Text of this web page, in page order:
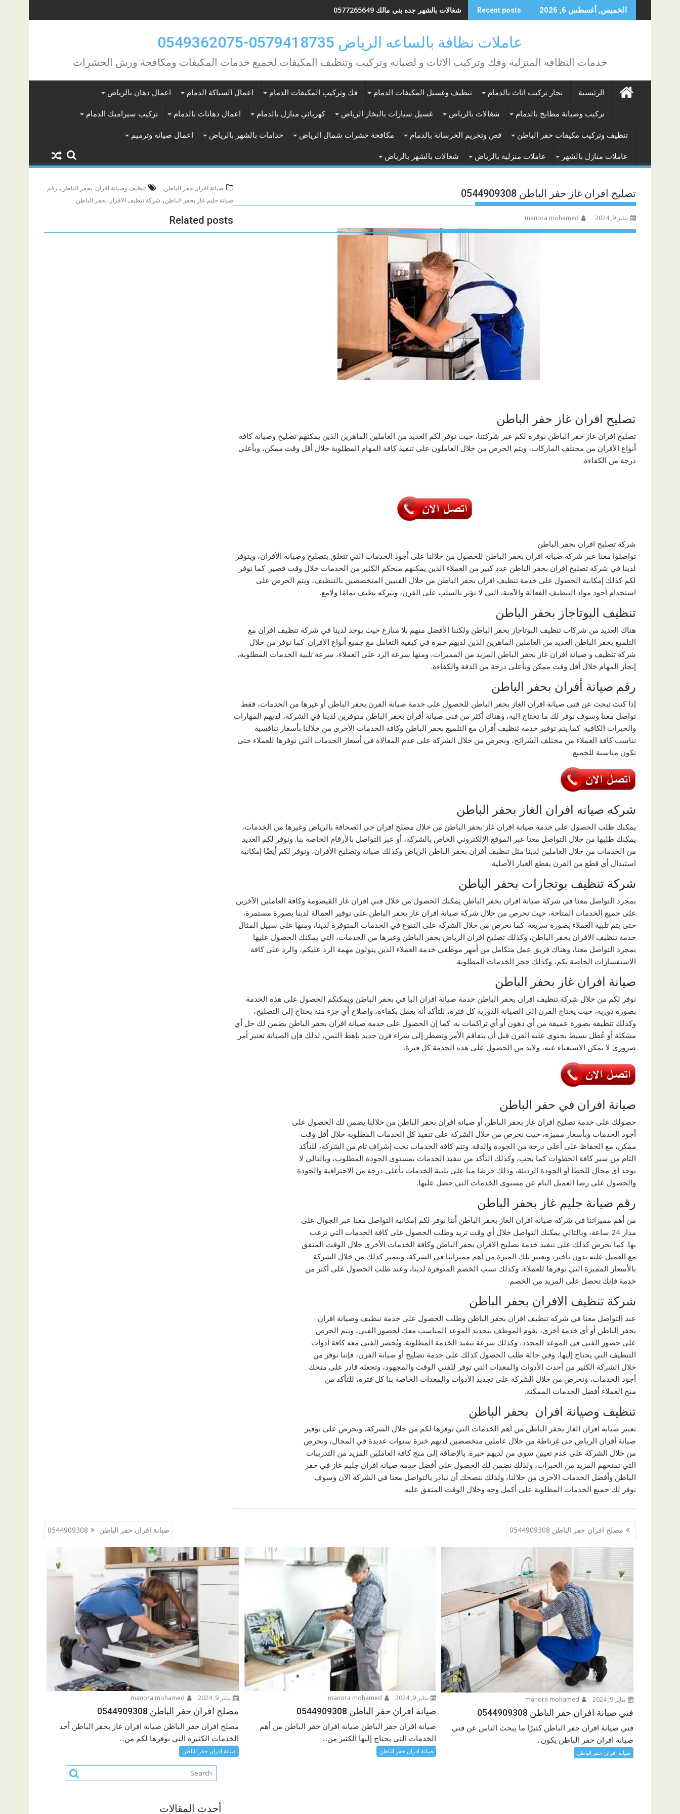
to
الخميس, أغسطس 6, 2026 Recent posts شغالات بالشهر جده بني مالك 0577265649
عاملات نظافة بالساعه الرياض 0579418735-0549362075
خدمات النظافه المنزلية وفك وتركيب الاثاث و لصيانه وتركيب وتنظيف المكيفات لجميع خدمات المكيفات ومكافحة ورش الحشرات
الرئيسية نجار تركيب اثاث بالدمام تنظيف وغسيل المكيفات الدمام فك وتركيب المكيفات الدمام اعمال السباكة الدمام اعمال دهان بالرياض
تركيب وصيانة مطابخ بالدمام شغالات بالرياض غسيل سيارات بالبخار الرياض كهربائي منازل بالدمام اعمال دهانات بالدمام تركيب سيراميك الدمام
تنظيف وتركيب مكيفات حفر الباطن قص وتخريم الخرسانة بالدمام مكافحة حشرات شمال الرياض خدامات بالشهر بالرياض اعمال صيانه وترميم
عاملات منازل بالشهر عاملات منزلية بالرياض شغالات بالشهر بالرياض
تصليح افران غاز حفر الباطن 0544909308
يناير 9, 2024 manora mohamed
تصليح افران غاز حفر الباطن
تصليح افران غاز حفر الباطن نوفره لكم عبر شركتنا، حيث نوفر لكم العديد من العاملين الماهرين الذين يمكنهم تصليح وصيانة كافة
أنواع الأفران من مختلف الماركات، ويتم الحرص من خلال العاملون على تنفيذ كافة المهام المطلوبة خلال أقل وقت ممكن، وبأعلى
درجة من الكفاءة.
شركة تصليح افران بحفر الباطن
تواصلوا معنا عبر شركة صيانة افران بحفر الباطن للحصول من خلالنا على أجود الخدمات التي تتعلق بتصليح وصيانة الأفران، ويتوفر
لدينا في شركة تصليح افران بحفر الباطن عدد كبير من العملاء الذين يمكنهم منحكم الكثير من الخدمات خلال وقت قصير. كما نوفر
لكم كذلك إمكانية الحصول على خدمة تنظيف افران بحفر الباطن من خلال الفنيين المتخصصين بالتنظيف، ويتم الحرص على
استخدام أجود مواد التنظيف الفعالة والآمنة، التي لا تؤثر بالسلب على الفرن، وتتركه نظيف تمامًا ولامع.
تنظيف البوتاجاز بحفر الباطن
هناك العديد من شركات تنظيف البوتاجاز بحفر الباطن ولكننا الأفضل منهم بلا منازع حيث يوجد لدينا في شركة تنظيف افران مع
التلميع بحفر الباطن العديد من العاملين الماهرين الذين لديهم خبرة في كيفية التعامل مع جميع أنواع الأفران. كما نوفر من خلال
شركة تنظيف و صيانة افران غاز بحفر الباطن المزيد من المميزات، ومنها سرعة الرد على العملاء، سرعة تلبية الخدمات المطلوبة،
إنجاز المهام خلال أقل وقت ممكن وبأعلى درجة من الدقة والكفاءة.
رقم صيانة أفران بحفر الباطن
إذا كنت تبحث عن فنى صيانة افران الغاز بحفر الباطن للحصول على خدمة صيانة الفرن بحفر الباطن أو غيرها من الخدمات، فقط
تواصل معنا وسوف نوفر لك ما تحتاج إليه، وهناك أكثر من فنى صيانة أفران بحفر الباطن متوفرين لدينا في الشركة، لديهم المهارات
والخبرات الكافية. كما يتم توفير خدمة تنظيف أفران مع التلميع بحفر الباطن وكافة الخدمات الأخرى من خلالنا بأسعار تنافسية
تناسب كافة العملاء من مختلف الشرائح، ونحرص من خلال الشركة على عدم المغالاة في أسعار الخدمات التي نوفرها للعملاء حتى
تكون مناسبة للجميع.
شركه صيانه افران الغاز بحفر الباطن
يمكنك طلب الحصول على خدمة صيانة افران غاز بحفر الباطن من خلال مصلح افران حى الصحافة بالرياض وغيرها من الخدمات،
يمكنك طلبها من خلال التواصل معنا عبر الموقع الإلكتروني الخاص بالشركة، أو عبر التواصل بالأرقام الخاصة بنا. ونوفر لكم العديد
من الخدمات من خلال العاملين لدينا مثل تنظيف أفران بحفر الباطن الرياض وكذلك صيانة وتصليح الأفران، ونوفر لكم أيضًا إمكانية
استبدال أي قطع من الفرن بقطع الغيار الأصلية.
شركة تنظيف بوتجازات بحفر الباطن
بمجرد التواصل معنا في شركة صيانة افران بحفر الباطن يمكنك الحصول من خلال فني افران غاز القيصومة وكافة العاملين الآخرين
على جميع الخدمات المتاحة، حيث نحرص من خلال شركة صيانة افران غاز بحفر الباطن على توفير العمالة لدينا بصورة مستمرة،
حتى يتم تلبية العملاء بصورة سريعة. كما نحرص من خلال الشركة على التنوع في الخدمات المتوفرة لدينا، ومنها على سبيل المثال
خدمة تنظيف الافران بحفر الباطن، وكذلك تصليح افران الرياض بحفر الباطن وغيرها من الخدمات، التي يمكنك الحصول عليها
بمجرد التواصل معنا، وهناك فريق عمل متكامل من أمهر موظفي خدمة العملاء الذين يتولون مهمة الرد عليكم، والرد على كافة
الاستفسارات الخاصة بكم، وكذلك حجز الخدمات المطلوبة.
صيانة افران غاز بحفر الباطن
نوفر لكم من خلال شركة تنظيف افران بحفر الباطن خدمة صيانة افران البا في بحفر الباطن ويمكنكم الحصول على هذه الخدمة
بصورة دورية، حيث يحتاج الفرن إلى الصيانة الدورية كل فترة، للتأكد أنه يعمل بكفاءة، وإصلاح أي جزء منه يحتاج إلى التصليح،
وكذلك تنظيفه بصورة عميقة من أي دهون أو أي تراكمات به. كما إن الحصول على خدمة صيانة افران بحفر الباطن يضمن لك حل أي
مشكلة أو عُطل بسيط يحتوي عليه الفرن قبل أن يتفاقم الأمر وتضطر إلى شراء فرن جديد باهظ الثمن، لذلك فإن الصيانة تعتبر أمر
ضروري لا يمكن الاستغناء عنه، ولابد من الحصول على هذه الخدمة كل فترة.
صيانة افران في حفر الباطن
حصولك على خدمة تصليح افران غاز بحفر الباطن أو صيانه افران بحفر الباطن من خلالنا يضمن لك الحصول على
أجود الخدمات وبأسعار مميزة، حيث نحرص من خلال الشركة على تنفيذ كل الخدمات المطلوبة خلال أقل وقت
ممكن، مع الحفاظ على أعلى درجة من الجودة والدقة. وتتم كافة الخدمات تحت إشراف تام من الشركة، للتأكد
التام من سير كافة الخطوات كما يجب، وكذلك التأكد من تنفيذ الخدمات بمستوى الجودة المطلوب، وبالتالي لا
يوجد أي مجال للخطأ أو الجودة الرديئة، وذلك حرصًا منا على تلبية الخدمات بأعلى درجة من الاحترافية والجودة
والحصول على رضا العميل التام عن مستوى الخدمات التي حصل عليها.
رقم صيانة جليم غاز بحفر الباطن
من أهم مميزاتنا في شركة صيانة افران الغاز بحفر الباطن أننا نوفر لكم إمكانية التواصل معنا عبر الجوال على
مدار 24 ساعة، وبالتالي يمكنك التواصل خلال أي وقت تريد وطلب الحصول على كافة الخدمات التي ترغب
بها. كما نحرص كذلك على تنفيذ خدمة تصليح الافران بحفر الباطن وكافة الخدمات الأخرى خلال الوقت المتفق
مع العميل عليه بدون تأخير، وتعتبر تلك الميزة من أهم مميزاتنا في الشركة، ونتميز كذلك من خلال الشركة
بالأسعار المميزة التي نوفرها للعملاء، وكذلك نسب الخصم المتوفرة لدينا، وعند طلب الحصول على أكثر من
خدمة فإنك تحصل على المزيد من الخصم.
شركة تنظيف الافران بحفر الباطن
عند التواصل معنا في شركه تنظيف افران بحفر الباطن وطلب الحصول على خدمة تنظيف وصيانة افران
بحفر الباطن أو أي خدمة أخرى، يقوم الموظف بتحديد الموعد المناسب معك لحضور الفني، ويتم الحرص
على حضور الفني في الموعد المحدد، وكذلك سرعة تنفيذ الخدمة المطلوبة. ويُحضر الفني معه كافة أدوات
التنظيف التي يحتاج إليها، وفي حالة طلب الحصول كذلك على خدمة تصليح أو صيانة الفرن، فإننا نوفر من
خلال الشركة الكثير من أحدث الأدوات والمعدات التي توفر للفني الوقت والمجهود، وتجعله قادر على منحك
أجود الخدمات، ونحرص من خلال الشركة على تجديد الأدوات والمعدات الخاصة بنا كل فترة، للتأكد من
منح العملاء أفضل الخدمات الممكنة.
تنظيف وصيانة افران بحفر الباطن
تعتبر صيانه افران الغاز بحفر الباطن من أهم الخدمات التي نوفرها لكم من خلال الشركة، ونحرص على توفير
صيانة أفران الرياض حى غرناطة من خلال عاملين متخصصين لديهم خبرة سنوات عديدة في المجال، ونحرص
من خلال الشركة على عدم تعيين سوى من لديهم خبرة. بالإضافة إلى منح كافة العاملين المزيد من التدريبات
التي تمنحهم المزيد من الخبرات، ولذلك نضمن لك الحصول على أفضل خدمة صيانة افران جليم غاز في حفر
الباطن وأفضل الخدمات الأخرى من خلالنا، ولذلك ننصحك أن تبادر بالتواصل معنا في الشركة الآن وسوف
نوفر لك جميع الخدمات المطلوبة على أكمل وجه وخلال الوقت المتفق عليه.
صيانة افران حفر الباطن تنظيف وصيانة افران بحفر الباطن, رقم
صيانة جليم غاز بحفر الباطن, شركة تنظيف الافران بحفر الباطن
تصفّح
المقالات
مصلح افران حفر الباطن 0544909308 صيانة افران حفر الباطن 0544909308
Related posts
يناير 9, 2024
فني صيانة افران حفر الباطن 0544909308
فني صيانة افران حفر الباطن كثيرًا ما يبحث الناس عن فني
صيانة افران حفر الباطن يكون...
صيانة افران حفر الباطن
يناير 9, 2024
صيانة افران حفر الباطن 0544909308
صيانة افران حفر الباطن صيانة افران حفر الباطن من أهم
الخدمات التي يحتاج إليها الكثير من...
صيانة افران حفر الباطن
يناير 9, 2024
مصلح افران حفر الباطن 0544909308
مصلح افران حفر الباطن صيانة افران غاز بحفر الباطن أحد
الخدمات الكثيرة التي نوفرها لكم من...
صيانة افران حفر الباطن
أحدث المقالات